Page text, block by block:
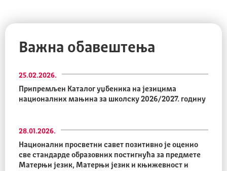
Важна обавештења
Припремљен Каталог уџбеника на језицима
националних мањина за школску 2026/2027. годину
25.02.2026.
Национални просветни савет позитивно је оценио
све стандарде образовних постигнућа за предмете
Матерњи језик, Матерњи језик и књижевност и
28.01.2026.